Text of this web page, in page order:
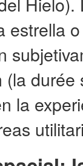
estrella
la